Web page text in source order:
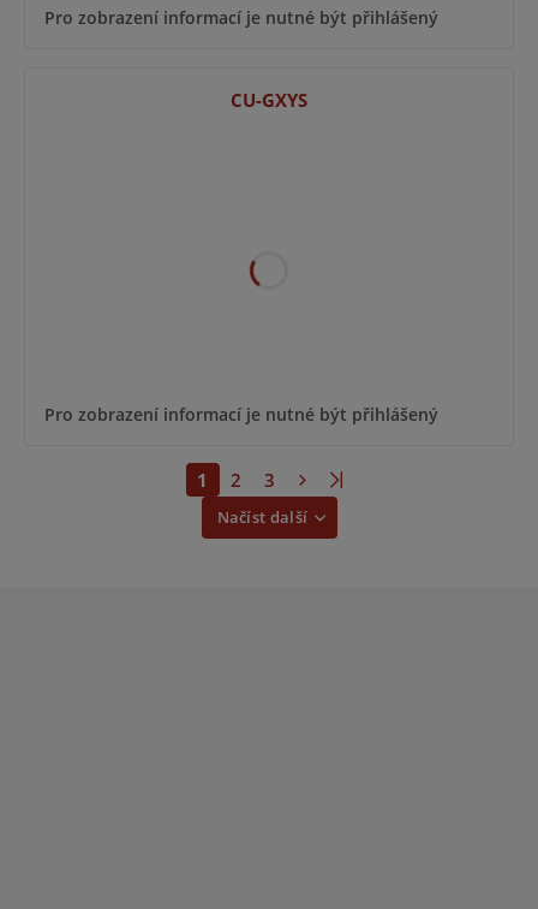
Pro zobrazení informací je nutné být přihlášený
CU-GXYS
Pro zobrazení informací je nutné být přihlášený
Načíst další
1 2 3